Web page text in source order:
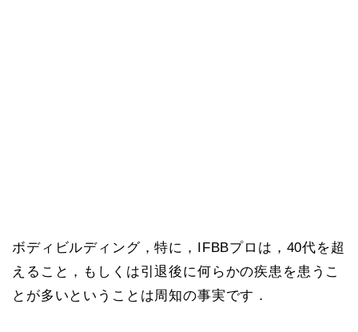
ボディビルディング，特に，IFBBプロは，40代を超
えること，もしくは引退後に何らかの疾患を患うこ
とが多いということは周知の事実です．